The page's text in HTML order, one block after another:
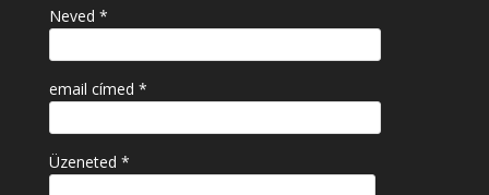
Neved *
email címed *
Üzeneted *